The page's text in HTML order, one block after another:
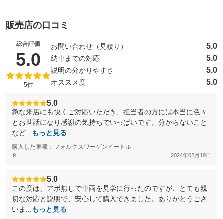
販売店の口コミ
総合評価
5.0 （5点満点中）
5件
お問い合わせ（見積り） 5.0
納車までの対応 5.0
説明の分かりやすさ 5.0
オススメ度 5.0
5.0
急な来店にも快くご対応いただき、担当者の方には本当に色々
とお世話になり感謝の気持ちでいっぱいです。分からないこと
など...
もっと見る
購入した車種：フォルクスワーゲンビートル
Ｒ 2024年02月19日
5.0
この度は、アポ無しで車両を見学に行ったのですが、とても親
切な対応と説明で、安心して購入できました。ありがとうござ
いま...
もっと見る